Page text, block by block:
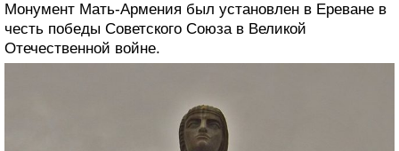
Монумент Мать-Армения был установлен в Ереване в
честь победы Советского Союза в Великой
Отечественной войне.